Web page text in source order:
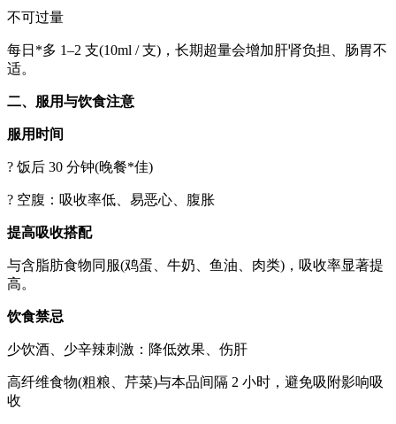
不可过量
每日*多 1–2 支(10ml / 支)，长期超量会增加肝肾负担、肠胃不
适。
二、服用与饮食注意
服用时间
? 饭后 30 分钟(晚餐*佳)
? 空腹：吸收率低、易恶心、腹胀
提高吸收搭配
与含脂肪食物同服(鸡蛋、牛奶、鱼油、肉类)，吸收率显著提
高。
饮食禁忌
少饮酒、少辛辣刺激：降低效果、伤肝
高纤维食物(粗粮、芹菜)与本品间隔 2 小时，避免吸附影响吸
收